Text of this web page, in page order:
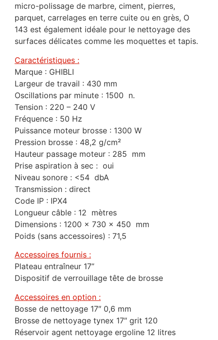
micro-polissage de marbre, ciment, pierres,
parquet, carrelages en terre cuite ou en grès, O
143 est également idéale pour le nettoyage des
surfaces délicates comme les moquettes et tapis.
Caractéristiques :
Marque : GHIBLI
Largeur de travail : 430 mm
Oscillations par minute : 1500 n.
Tension : 220 – 240 V
Fréquence : 50 Hz
Puissance moteur brosse : 1300 W
Pression brosse : 48,2 g/cm²
Hauteur passage moteur : 285 mm
Prise aspiration à sec : oui
Niveau sonore : <54 dbA
Transmission : direct
Code IP : IPX4
Longueur câble : 12 mètres
Dimensions : 1200 x 730 x 450 mm
Poids (sans accessoires) : 71,5
Accessoires fournis :
Plateau entraîneur 17”
Dispositif de verrouillage tête de brosse
Accessoires en option :
Bosse de nettoyage 17″ 0,6 mm
Brosse de nettoyage tynex 17″ grit 120
Réservoir agent nettoyage ergoline 12 litres